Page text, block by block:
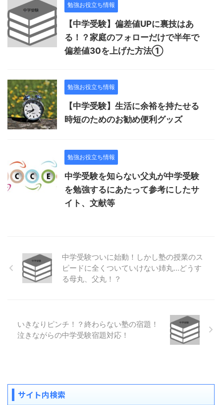
勉強お役立ち情報
【中学受験】偏差値UPに裏技はあ
る！？家庭のフォローだけで半年で
偏差値30を上げた方法①
勉強お役立ち情報
【中学受験】生活に余裕を持たせる
時短のためのお勧め便利グッズ
勉強お役立ち情報
中学受験を知らない父丸が中学受験
を勉強するにあたって参考にしたサ
イト、文献等
中学受験ついに始動！しかし塾の授業のス
ピードに全くついていけない姉丸…どうす
る母丸、父丸！？
いきなりピンチ！？終わらない塾の宿題！
泣きながらの中学受験宿題対応！
サイト内検索